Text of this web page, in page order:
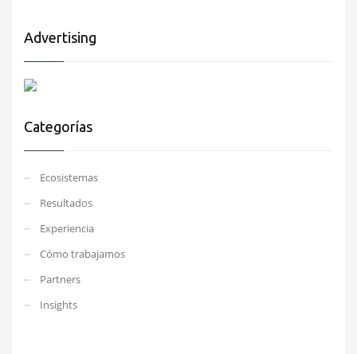
Advertising
Categorías
Ecosistemas
Resultados
Experiencia
Cómo trabajamos
Partners
Insights